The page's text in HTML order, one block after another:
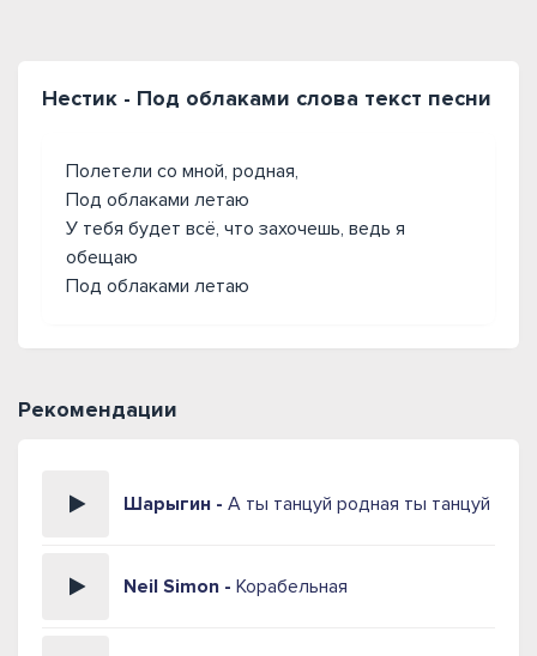
Нестик - Под облаками слова текст песни
Полетели со мной, родная,
Под облаками летаю
У тебя будет всё, что захочешь, ведь я
обещаю
Под облаками летаю
Рекомендации
Шарыгин - А ты танцуй родная ты танцуй
Neil Simon - Корабельная